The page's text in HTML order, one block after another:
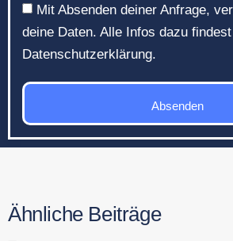
Mit Absenden deiner Anfrage,
deine Daten. Alle Infos dazu
Datenschutzerklärung.
Absenden
Ähnliche Beiträge